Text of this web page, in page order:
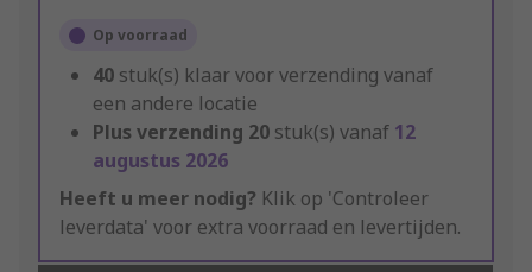
Op voorraad
40 stuk(s) klaar voor verzending vanaf
een andere locatie
Plus verzending 20 stuk(s) vanaf 12
augustus 2026
Heeft u meer nodig? Klik op 'Controleer
leverdata' voor extra voorraad en levertijden.